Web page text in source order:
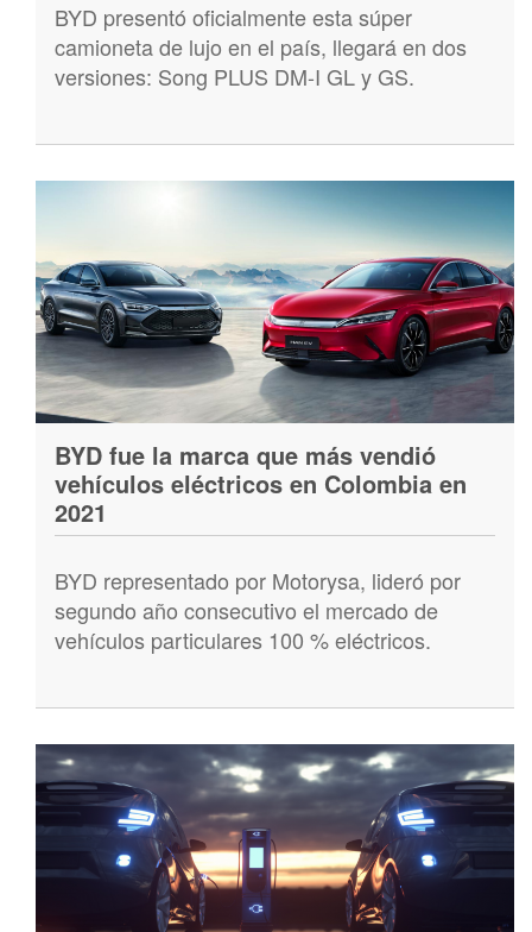
BYD presentó oficialmente esta súper
camioneta de lujo en el país, llegará en dos
versiones: Song PLUS DM-I GL y GS.
BYD fue la marca que más vendió
vehículos eléctricos en Colombia en
2021
BYD representado por Motorysa, lideró por
segundo año consecutivo el mercado de
vehículos particulares 100 % eléctricos.